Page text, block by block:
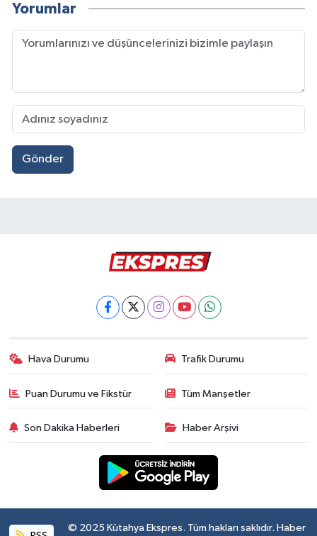
Yorumlar
Gönder
Hava Durumu Trafik Durumu
Puan Durumu ve Fikstür Tüm Manşetler
Son Dakika Haberleri Haber Arşivi
© 2025 Kütahya Ekspres. Tüm hakları saklıdır. Haber